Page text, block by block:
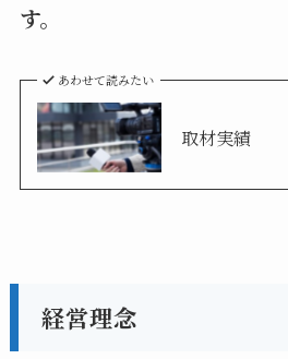
す。
あわせて読みたい
取材実績
経営理念